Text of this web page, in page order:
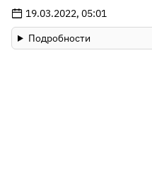
19.03.2022, 05:01
Подробности